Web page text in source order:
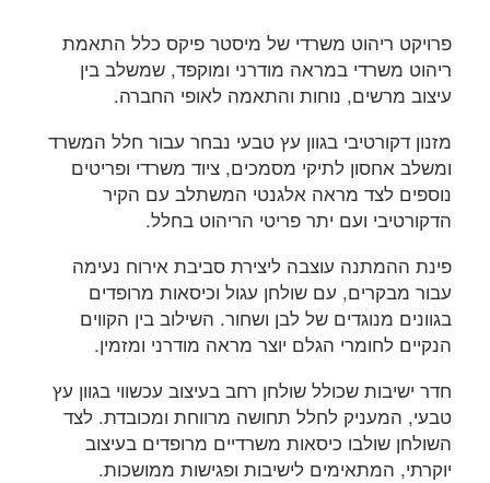
פרויקט ריהוט משרדי של מיסטר פיקס כלל התאמת
ריהוט משרדי במראה מודרני ומוקפד, שמשלב בין
עיצוב מרשים, נוחות והתאמה לאופי החברה.
מזנון דקורטיבי בגוון עץ טבעי נבחר עבור חלל המשרד
ומשלב אחסון לתיקי מסמכים, ציוד משרדי ופריטים
נוספים לצד מראה אלגנטי המשתלב עם הקיר
הדקורטיבי ועם יתר פריטי הריהוט בחלל.
פינת ההמתנה עוצבה ליצירת סביבת אירוח נעימה
עבור מבקרים, עם שולחן עגול וכיסאות מרופדים
בגוונים מנוגדים של לבן ושחור. השילוב בין הקווים
הנקיים לחומרי הגלם יוצר מראה מודרני ומזמין.
חדר ישיבות שכולל שולחן רחב בעיצוב עכשווי בגוון עץ
טבעי, המעניק לחלל תחושה מרווחת ומכובדת. לצד
השולחן שולבו כיסאות משרדיים מרופדים בעיצוב
יוקרתי, המתאימים לישיבות ופגישות ממושכות.